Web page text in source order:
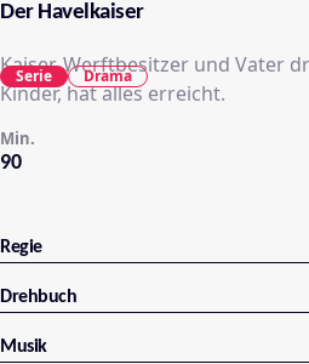
Der Havelkaiser
Kaiser, Werftbesitzer und Vater
Kinder, hat alles erreicht.
90
Min.
Serie Drama
Regie
Drehbuch
Musik